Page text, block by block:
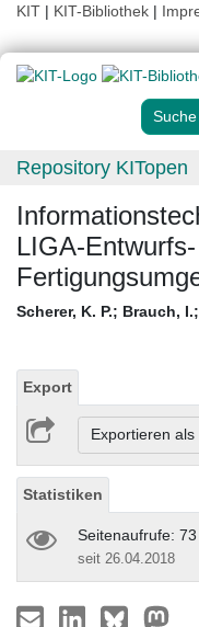
KIT | KIT-Bibliothek |
Repository KITopen
LIGA-
Scherer, K. P.; Brauch, I.;
Export
Exportieren
Statistiken
Seitenaufrufe: 73
seit 26.04.2018